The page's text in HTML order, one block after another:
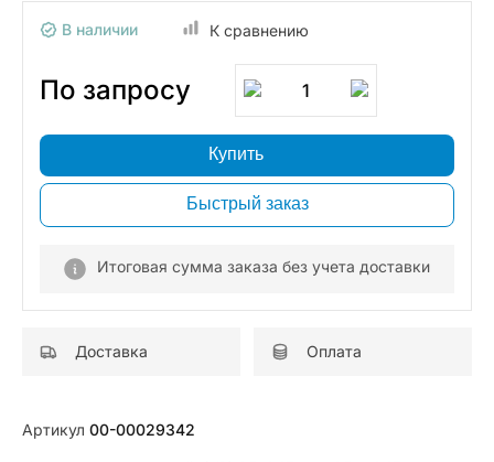
В наличии К сравнению
По запросу 1
Купить
Быстрый заказ
Итоговая сумма заказа без учета доставки
Доставка Оплата
Артикул 00-00029342